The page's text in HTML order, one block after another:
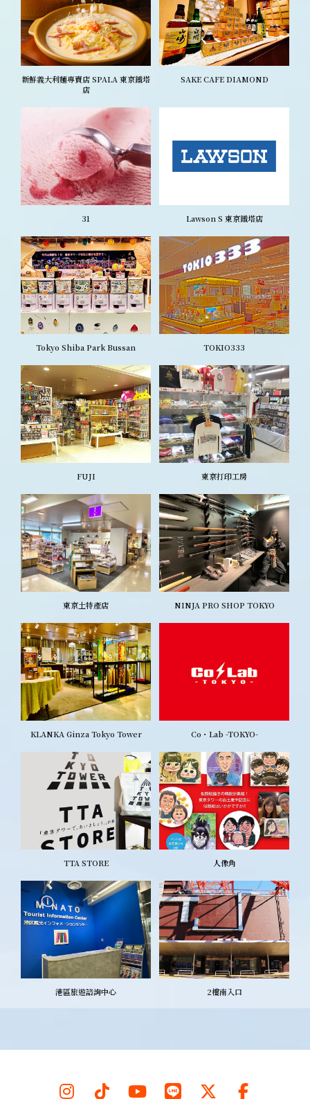
新鮮義大利麵專賣店 SPALA 東京鐵塔
店
SAKE CAFE DIAMOND
31 Lawson S 東京鐵塔店
Tokyo Shiba Park Bussan TOKIO333
FUJI 東京打印工房
東京土特產店 NINJA PRO SHOP TOKYO
KLANKA Ginza Tokyo Tower Co・Lab -TOKYO-
TTA STORE 人像角
港區旅遊諮詢中心 2樓南入口